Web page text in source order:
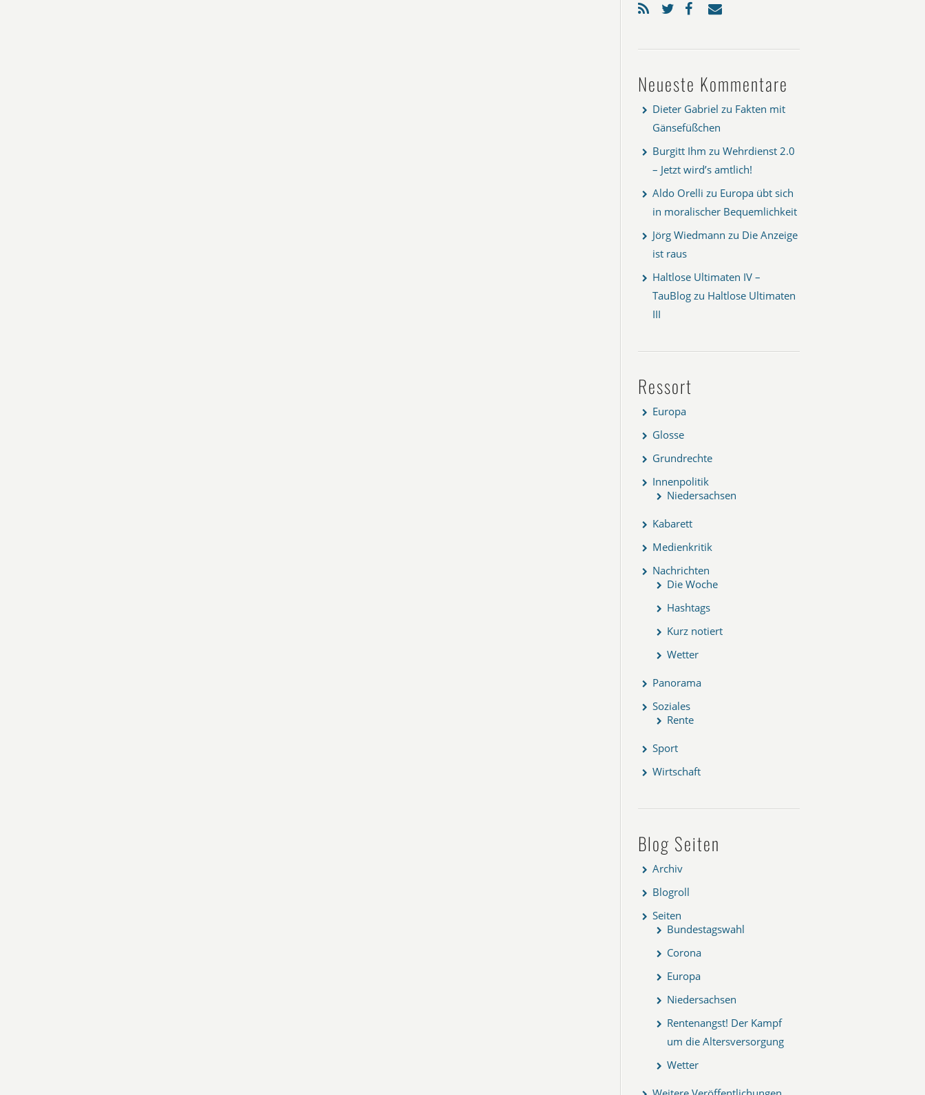
Neueste Kommentare
Dieter Gabriel zu Fakten mit
Gänsefüßchen
Burgitt Ihm zu Wehrdienst 2.0
– Jetzt wird’s amtlich!
Aldo Orelli zu Europa übt sich
in moralischer Bequemlichkeit
Jörg Wiedmann zu Die Anzeige
ist raus
Haltlose Ultimaten IV –
TauBlog zu Haltlose Ultimaten
III
Ressort
Europa
Glosse
Grundrechte
Innenpolitik
Niedersachsen
Kabarett
Medienkritik
Nachrichten
Die Woche
Hashtags
Kurz notiert
Wetter
Panorama
Soziales
Rente
Sport
Wirtschaft
Blog Seiten
Archiv
Blogroll
Seiten
Bundestagswahl
Corona
Europa
Niedersachsen
Rentenangst! Der Kampf
um die Altersversorgung
Wetter